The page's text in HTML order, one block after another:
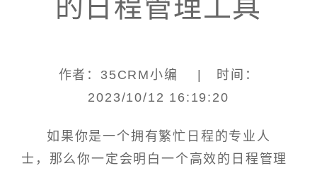
的日程管理工具
作者：35CRM小编 | 时间：
2023/10/12 16:19:20
如果你是一个拥有繁忙日程的专业人
士，那么你一定会明白一个高效的日程管理